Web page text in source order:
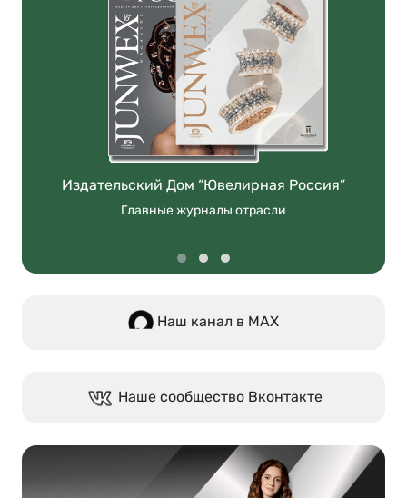
Издательский Дом “Ювелирная Россия”
Главные журналы отрасли
Наш канал в МАХ
Наше сообщество Вконтакте